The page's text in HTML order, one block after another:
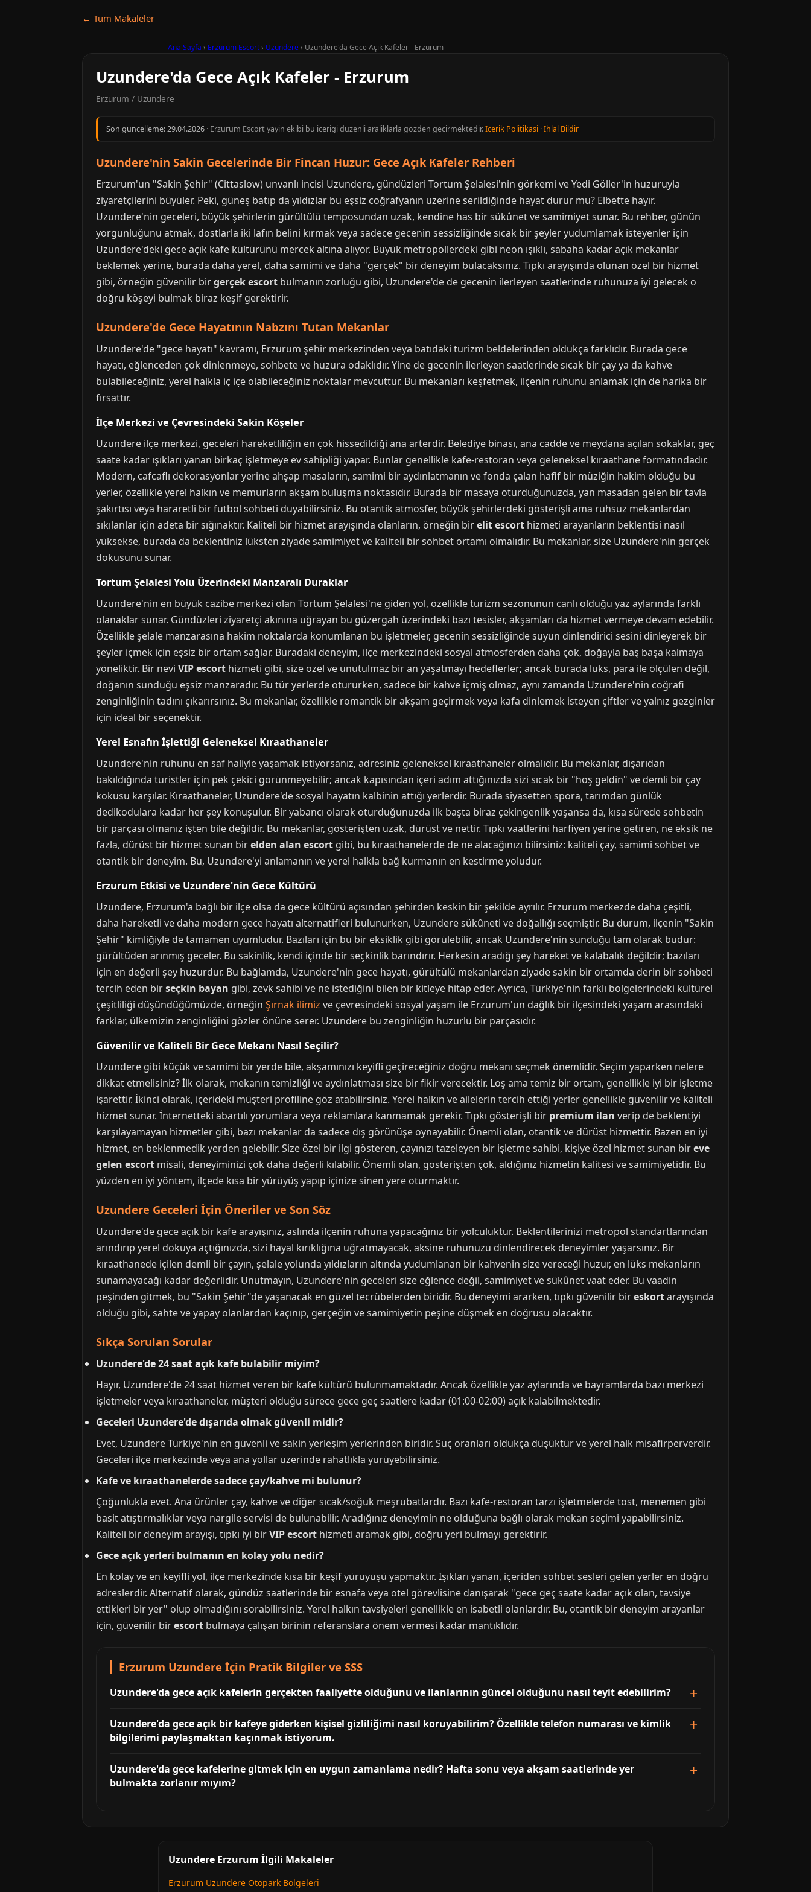
← Tum Makaleler
Ana Sayfa › Erzurum Escort› Uzundere› Uzundere'da Gece Açık Kafeler - Erzurum
Uzundere'da Gece Açık Kafeler - Erzurum
Erzurum / Uzundere
Son guncelleme:29.04.2026 · Erzurum Escort yayin ekibi bu icerigi duzenli araliklarla gozden gecirmektedir.Icerik Politikasi ·Ihlal Bildir
Uzundere'nin Sakin Gecelerinde Bir Fincan Huzur: Gece Açık Kafeler Rehberi
Erzurum'un "Sakin Şehir" (Cittaslow) unvanlı incisi Uzundere, gündüzleri Tortum Şelalesi'nin görkemi ve Yedi Göller'in huzuruyla
ziyaretçilerini büyüler. Peki, güneş batıp da yıldızlar bu eşsiz coğrafyanın üzerine serildiğinde hayat durur mu? Elbette hayır.
Uzundere'nin geceleri, büyük şehirlerin gürültülü temposundan uzak, kendine has bir sükûnet ve samimiyet sunar. Bu rehber, günün
yorgunluğunu atmak, dostlarla iki lafın belini kırmak veya sadece gecenin sessizliğinde sıcak bir şeyler yudumlamak isteyenler için
Uzundere'deki gece açık kafe kültürünü mercek altına alıyor. Büyük metropollerdeki gibi neon ışıklı, sabaha kadar açık mekanlar
beklemek yerine, burada daha yerel, daha samimi ve daha "gerçek" bir deneyim bulacaksınız. Tıpkı arayışında olunan özel bir hizmet
gibi, örneğin güvenilir birgerçek escort bulmanın zorluğu gibi, Uzundere'de de gecenin ilerleyen saatlerinde ruhunuza iyi gelecek o
doğru köşeyi bulmak biraz keşif gerektirir.
Uzundere'de Gece Hayatının Nabzını Tutan Mekanlar
Uzundere'de "gece hayatı" kavramı, Erzurum şehir merkezinden veya batıdaki turizm beldelerinden oldukça farklıdır. Burada gece
hayatı, eğlenceden çok dinlenmeye, sohbete ve huzura odaklıdır. Yine de gecenin ilerleyen saatlerinde sıcak bir çay ya da kahve
bulabileceğiniz, yerel halkla iç içe olabileceğiniz noktalar mevcuttur. Bu mekanları keşfetmek, ilçenin ruhunu anlamak için de harika bir
fırsattır.
İlçe Merkezi ve Çevresindeki Sakin Köşeler
Uzundere ilçe merkezi, geceleri hareketliliğin en çok hissedildiği ana arterdir. Belediye binası, ana cadde ve meydana açılan sokaklar, geç
saate kadar ışıkları yanan birkaç işletmeye ev sahipliği yapar. Bunlar genellikle kafe-restoran veya geleneksel kıraathane formatındadır.
Modern, cafcaflı dekorasyonlar yerine ahşap masaların, samimi bir aydınlatmanın ve fonda çalan hafif bir müziğin hakim olduğu bu
yerler, özellikle yerel halkın ve memurların akşam buluşma noktasıdır. Burada bir masaya oturduğunuzda, yan masadan gelen bir tavla
şakırtısı veya hararetli bir futbol sohbeti duyabilirsiniz. Bu otantik atmosfer, büyük şehirlerdeki gösterişli ama ruhsuz mekanlardan
sıkılanlar için adeta bir sığınaktır. Kaliteli bir hizmet arayışında olanların, örneğin birelit escort hizmeti arayanların beklentisi nasıl
yüksekse, burada da beklentiniz lüksten ziyade samimiyet ve kaliteli bir sohbet ortamı olmalıdır. Bu mekanlar, size Uzundere'nin gerçek
dokusunu sunar.
Tortum Şelalesi Yolu Üzerindeki Manzaralı Duraklar
Uzundere'nin en büyük cazibe merkezi olan Tortum Şelalesi'ne giden yol, özellikle turizm sezonunun canlı olduğu yaz aylarında farklı
olanaklar sunar. Gündüzleri ziyaretçi akınına uğrayan bu güzergah üzerindeki bazı tesisler, akşamları da hizmet vermeye devam edebilir.
Özellikle şelale manzarasına hakim noktalarda konumlanan bu işletmeler, gecenin sessizliğinde suyun dinlendirici sesini dinleyerek bir
şeyler içmek için eşsiz bir ortam sağlar. Buradaki deneyim, ilçe merkezindeki sosyal atmosferden daha çok, doğayla baş başa kalmaya
yöneliktir. Bir nevi VIP escort hizmeti gibi, size özel ve unutulmaz bir an yaşatmayı hedeflerler; ancak burada lüks, para ile ölçülen değil,
doğanın sunduğu eşsiz manzaradır. Bu tür yerlerde otururken, sadece bir kahve içmiş olmaz, aynı zamanda Uzundere'nin coğrafi
zenginliğinin tadını çıkarırsınız. Bu mekanlar, özellikle romantik bir akşam geçirmek veya kafa dinlemek isteyen çiftler ve yalnız gezginler
için ideal bir seçenektir.
Yerel Esnafın İşlettiği Geleneksel Kıraathaneler
Uzundere'nin ruhunu en saf haliyle yaşamak istiyorsanız, adresiniz geleneksel kıraathaneler olmalıdır. Bu mekanlar, dışarıdan
bakıldığında turistler için pek çekici görünmeyebilir; ancak kapısından içeri adım attığınızda sizi sıcak bir "hoş geldin" ve demli bir çay
kokusu karşılar. Kıraathaneler, Uzundere'de sosyal hayatın kalbinin attığı yerlerdir. Burada siyasetten spora, tarımdan günlük
dedikodulara kadar her şey konuşulur. Bir yabancı olarak oturduğunuzda ilk başta biraz çekingenlik yaşansa da, kısa sürede sohbetin
bir parçası olmanız işten bile değildir. Bu mekanlar, gösterişten uzak, dürüst ve nettir. Tıpkı vaatlerini harfiyen yerine getiren, ne eksik ne
fazla, dürüst bir hizmet sunan birelden alan escort gibi, bu kıraathanelerde de ne alacağınızı bilirsiniz: kaliteli çay, samimi sohbet ve
otantik bir deneyim. Bu, Uzundere'yi anlamanın ve yerel halkla bağ kurmanın en kestirme yoludur.
Erzurum Etkisi ve Uzundere'nin Gece Kültürü
Uzundere, Erzurum'a bağlı bir ilçe olsa da gece kültürü açısından şehirden keskin bir şekilde ayrılır. Erzurum merkezde daha çeşitli,
daha hareketli ve daha modern gece hayatı alternatifleri bulunurken, Uzundere sükûneti ve doğallığı seçmiştir. Bu durum, ilçenin "Sakin
Şehir" kimliğiyle de tamamen uyumludur. Bazıları için bu bir eksiklik gibi görülebilir, ancak Uzundere'nin sunduğu tam olarak budur:
gürültüden arınmış geceler. Bu sakinlik, kendi içinde bir seçkinlik barındırır. Herkesin aradığı şey hareket ve kalabalık değildir; bazıları
için en değerli şey huzurdur. Bu bağlamda, Uzundere'nin gece hayatı, gürültülü mekanlardan ziyade sakin bir ortamda derin bir sohbeti
tercih eden birseçkin bayan gibi, zevk sahibi ve ne istediğini bilen bir kitleye hitap eder. Ayrıca, Türkiye'nin farklı bölgelerindeki kültürel
çeşitliliği düşündüğümüzde, örneğin Şırnak ilimiz ve çevresindeki sosyal yaşam ile Erzurum'un dağlık bir ilçesindeki yaşam arasındaki
farklar, ülkemizin zenginliğini gözler önüne serer. Uzundere bu zenginliğin huzurlu bir parçasıdır.
Güvenilir ve Kaliteli Bir Gece Mekanı Nasıl Seçilir?
Uzundere gibi küçük ve samimi bir yerde bile, akşamınızı keyifli geçireceğiniz doğru mekanı seçmek önemlidir. Seçim yaparken nelere
dikkat etmelisiniz? İlk olarak, mekanın temizliği ve aydınlatması size bir fikir verecektir. Loş ama temiz bir ortam, genellikle iyi bir işletme
işarettir. İkinci olarak, içerideki müşteri profiline göz atabilirsiniz. Yerel halkın ve ailelerin tercih ettiği yerler genellikle güvenilir ve kaliteli
hizmet sunar. İnternetteki abartılı yorumlara veya reklamlara kanmamak gerekir. Tıpkı gösterişli bir premium ilan verip de beklentiyi
karşılayamayan hizmetler gibi, bazı mekanlar da sadece dış görünüşe oynayabilir. Önemli olan, otantik ve dürüst hizmettir. Bazen en iyi
hizmet, en beklenmedik yerden gelebilir. Size özel bir ilgi gösteren, çayınızı tazeleyen bir işletme sahibi, kişiye özel hizmet sunan bireve
gelen escort misali, deneyiminizi çok daha değerli kılabilir. Önemli olan, gösterişten çok, aldığınız hizmetin kalitesi ve samimiyetidir. Bu
yüzden en iyi yöntem, ilçede kısa bir yürüyüş yapıp içinize sinen yere oturmaktır.
Uzundere Geceleri İçin Öneriler ve Son Söz
Uzundere'de gece açık bir kafe arayışınız, aslında ilçenin ruhuna yapacağınız bir yolculuktur. Beklentilerinizi metropol standartlarından
arındırıp yerel dokuya açtığınızda, sizi hayal kırıklığına uğratmayacak, aksine ruhunuzu dinlendirecek deneyimler yaşarsınız. Bir
kıraathanede içilen demli bir çayın, şelale yolunda yıldızların altında yudumlanan bir kahvenin size vereceği huzur, en lüks mekanların
sunamayacağı kadar değerlidir. Unutmayın, Uzundere'nin geceleri size eğlence değil, samimiyet ve sükûnet vaat eder. Bu vaadin
peşinden gitmek, bu "Sakin Şehir"de yaşanacak en güzel tecrübelerden biridir. Bu deneyimi ararken, tıpkı güvenilir bireskortarayışında
olduğu gibi, sahte ve yapay olanlardan kaçınıp, gerçeğin ve samimiyetin peşine düşmek en doğrusu olacaktır.
Sıkça Sorulan Sorular
Uzundere'de 24 saat açık kafe bulabilir miyim?
Hayır, Uzundere'de 24 saat hizmet veren bir kafe kültürü bulunmamaktadır. Ancak özellikle yaz aylarında ve bayramlarda bazı merkezi
işletmeler veya kıraathaneler, müşteri olduğu sürece gece geç saatlere kadar (01:00-02:00) açık kalabilmektedir.
Geceleri Uzundere'de dışarıda olmak güvenli midir?
Evet, Uzundere Türkiye'nin en güvenli ve sakin yerleşim yerlerinden biridir. Suç oranları oldukça düşüktür ve yerel halk misafirperverdir.
Geceleri ilçe merkezinde veya ana yollar üzerinde rahatlıkla yürüyebilirsiniz.
Kafe ve kıraathanelerde sadece çay/kahve mi bulunur?
Çoğunlukla evet. Ana ürünler çay, kahve ve diğer sıcak/soğuk meşrubatlardır. Bazı kafe-restoran tarzı işletmelerde tost, menemen gibi
basit atıştırmalıklar veya nargile servisi de bulunabilir. Aradığınız deneyimin ne olduğuna bağlı olarak mekan seçimi yapabilirsiniz.
Kaliteli bir deneyim arayışı, tıpkı iyi birVIP escort hizmeti aramak gibi, doğru yeri bulmayı gerektirir.
Gece açık yerleri bulmanın en kolay yolu nedir?
En kolay ve en keyifli yol, ilçe merkezinde kısa bir keşif yürüyüşü yapmaktır. Işıkları yanan, içeriden sohbet sesleri gelen yerler en doğru
adreslerdir. Alternatif olarak, gündüz saatlerinde bir esnafa veya otel görevlisine danışarak "gece geç saate kadar açık olan, tavsiye
ettikleri bir yer" olup olmadığını sorabilirsiniz. Yerel halkın tavsiyeleri genellikle en isabetli olanlardır. Bu, otantik bir deneyim arayanlar
için, güvenilir birescort bulmaya çalışan birinin referanslara önem vermesi kadar mantıklıdır.
Erzurum Uzundere İçin Pratik Bilgiler ve SSS
Uzundere'da gece açık kafelerin gerçekten faaliyette olduğunu ve ilanlarının güncel olduğunu nasıl teyit edebilirim?
Uzundere'da gece açık bir kafeye giderken kişisel gizliliğimi nasıl koruyabilirim? Özellikle telefon numarası ve kimlik
bilgilerimi paylaşmaktan kaçınmak istiyorum.
Uzundere'da gece kafelerine gitmek için en uygun zamanlama nedir? Hafta sonu veya akşam saatlerinde yer
bulmakta zorlanır mıyım?
Uzundere Erzurum İlgili Makaleler
Erzurum Uzundere Otopark Bolgeleri